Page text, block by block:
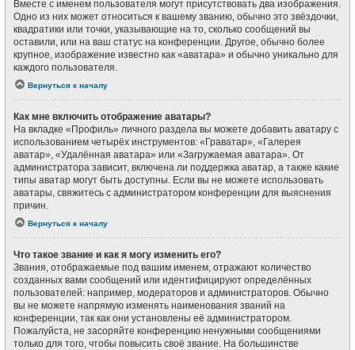
Вместе с именем пользователя могут присутствовать два изображения.
Одно из них может относиться к вашему званию, обычно это звёздочки,
квадратики или точки, указывающие на то, сколько сообщений вы
оставили, или на ваш статус на конференции. Другое, обычно более
крупное, изображение известно как «аватара» и обычно уникально для
каждого пользователя.
Вернуться к началу
Как мне включить отображение аватары?
На вкладке «Профиль» личного раздела вы можете добавить аватару с
использованием четырёх инструментов: «Граватар», «Галерея
аватар», «Удалённая аватара» или «Загружаемая аватара». От
администратора зависит, включена ли поддержка аватар, а также какие
типы аватар могут быть доступны. Если вы не можете использовать
аватары, свяжитесь с администратором конференции для выяснения
причин.
Вернуться к началу
Что такое звание и как я могу изменить его?
Звания, отображаемые под вашим именем, отражают количество
созданных вами сообщений или идентифицируют определённых
пользователей: например, модераторов и администраторов. Обычно
вы не можете напрямую изменять наименования званий на
конференции, так как они установлены её администратором.
Пожалуйста, не засоряйте конференцию ненужными сообщениями
только для того, чтобы повысить своё звание. На большинстве